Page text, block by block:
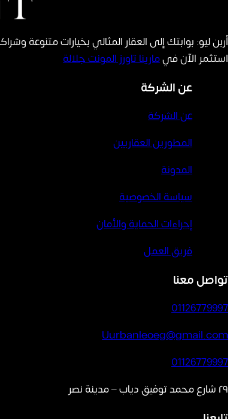
أربن ليو: بوابتك إلى العقار المثالي بخيارات متنوعة
استثمر الآن فيمارينا تاورز المونت جلالة
عن الشركة
عن الشركة
المطورين العقاريين
المدونة
سياسة الخصوصية
إجراءات الحماية والأمان
فريق العمل
تواصل معنا
01126779997
Uurbanleoeg@gmail.com
01126779997
٢٩ شارع محمد توفيق دياب – مدينة نصر